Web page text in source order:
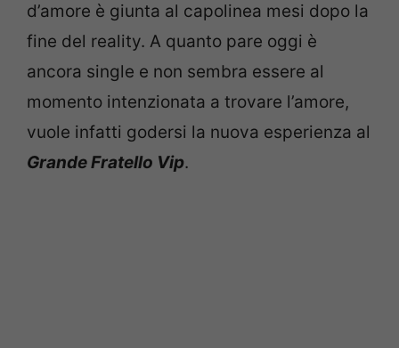
d’amore è giunta al capolinea mesi dopo la
fine del reality. A quanto pare oggi è
ancora single e non sembra essere al
momento intenzionata a trovare l’amore,
vuole infatti godersi la nuova esperienza al
Grande Fratello Vip.